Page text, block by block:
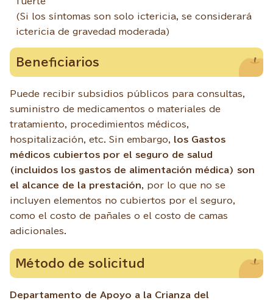
(Si los síntomas son solo ictericia, se considerará
ictericia de gravedad moderada)
Beneficiarios
Puede recibir subsidios públicos para consultas,
suministro de medicamentos o materiales de
tratamiento, procedimientos médicos,
hospitalización, etc. Sin embargo,
los Gastos
médicos cubiertos por el seguro de salud
(incluidos los gastos de alimentación médica) son
el alcance de la prestación , por lo que no se
incluyen elementos no cubiertos por el seguro,
como el costo de pañales o el costo de camas
adicionales.
Método de solicitud
Departamento de Apoyo a la Crianza del